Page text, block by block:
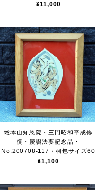
¥11,000
総本山知恩院・三門昭和平成修
復・慶讃法要記念品・
No.200708-117・梱包サイズ60
¥1,100